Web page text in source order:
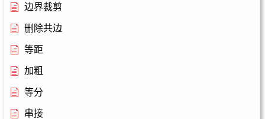
边界裁剪
删除共边
等距
加粗
等分
串接